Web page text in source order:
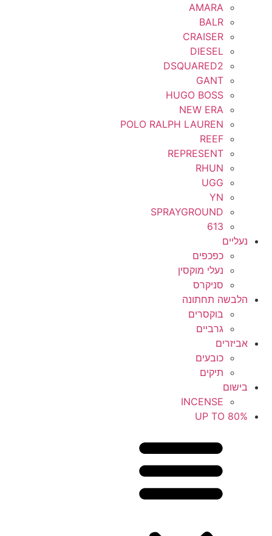
AMARA
BALR
CRAISER
DIESEL
DSQUARED2
GANT
HUGO BOSS
NEW ERA
POLO RALPH LAUREN
REEF
REPRESENT
RHUN
UGG
YN
SPRAYGROUND
613
נעליים
כפכפים
נעלי מוקסין
סניקרס
הלבשה תחתונה
בוקסרים
גרביים
אביזרים
כובעים
תיקים
בישום
INCENSE
UP TO 80%